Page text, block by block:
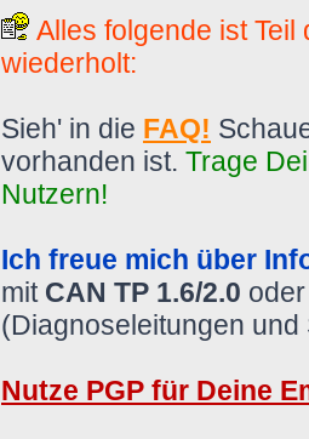
Alles folgende ist
wiederholt:
Sieh' in die FAQ!
vorhanden ist. Trage
Nutzern!
Ich freue mich über
mit CAN TP 1.6/2.0
(Diagnoseleitungen
Nutze PGP für Deine